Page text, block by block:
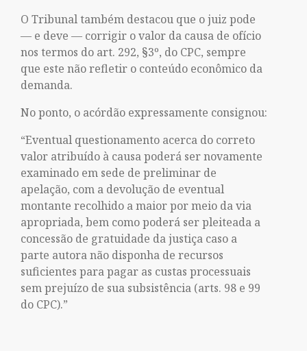
O Tribunal também destacou que o juiz pode
— e deve — corrigir o valor da causa de ofício
nos termos do art. 292, §3º, do CPC, sempre
que este não refletir o conteúdo econômico da
demanda.
No ponto, o acórdão expressamente consignou:
“Eventual questionamento acerca do correto
valor atribuído à causa poderá ser novamente
examinado em sede de preliminar de
apelação, com a devolução de eventual
montante recolhido a maior por meio da via
apropriada, bem como poderá ser pleiteada a
concessão de gratuidade da justiça caso a
parte autora não disponha de recursos
suficientes para pagar as custas processuais
sem prejuízo de sua subsistência (arts. 98 e 99
do CPC).”